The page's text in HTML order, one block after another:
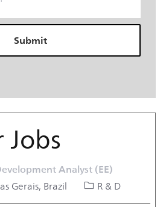
Submit
Analyst (EE)
Gerais, Brazil Category
R & D